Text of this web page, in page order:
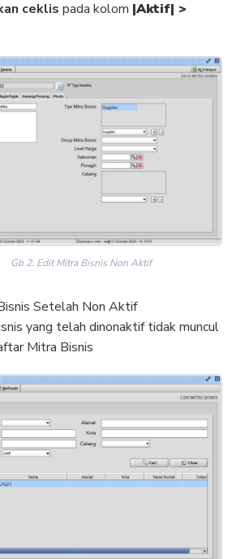
ceklis pada kolom |Aktif| >
Gb 2. Edit Mitra Bisnis Non Aktif
Setelah Non Aktif
yang telah dinonaktif tidak muncul
Mitra Bisnis